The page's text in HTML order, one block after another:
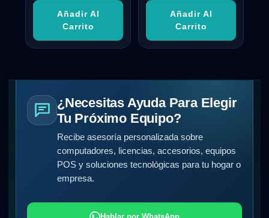
Añadir Al
Carrito
Añadir Al
Carrito
¿Necesitas Ayuda Para Elegir
Tu Próximo Equipo?
Recibe asesoría personalizada sobre
computadores, licencias, accesorios, equipos
POS y soluciones tecnológicas para tu hogar o
empresa.